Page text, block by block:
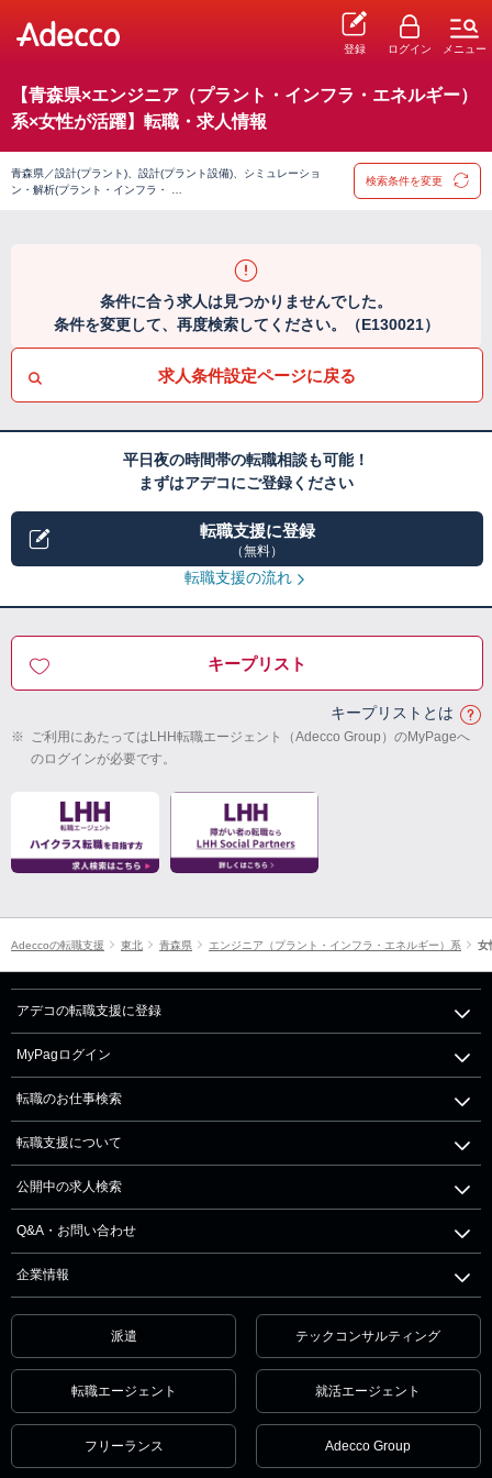
登録 ログイン メニュー
【青森県×エンジニア（プラント・インフラ・エネルギー）
系×女性が活躍】転職・求人情報
青森県／設計(プラント)、設計(プラント設備)、シミュレーショ
ン・解析(プラント・インフラ・ …
検索条件を変更
条件に合う求人は見つかりませんでした。
条件を変更して、再度検索してください。（E130021）
求人条件設定ページに戻る
平日夜の時間帯の転職相談も可能！
まずはアデコにご登録ください
転職支援に登録
（無料）
転職支援の流れ
キープリスト
キープリストとは
※ ご利用にあたってはLHH転職エージェント（Adecco Group）のMyPageへ
のログインが必要です。
Adeccoの転職支援 東北 青森県 エンジニア（プラント・インフラ・エネルギー）系 女
アデコの転職支援に登録
MyPagログイン
転職のお仕事検索
転職支援について
公開中の求人検索
Q&A・お問い合わせ
企業情報
派遣 テックコンサルティング
転職エージェント 就活エージェント
フリーランス Adecco Group